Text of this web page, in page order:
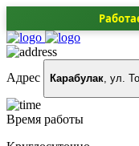
Адрес Карабулак, ул.
Время работы